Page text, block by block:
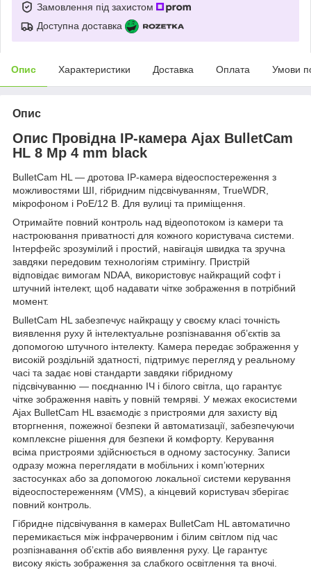
Замовлення під захистом
Доступна доставка
Опис Характеристики Доставка Оплата Умови
Опис
Опис Провідна IP-камера Ajax BulletCam
HL 8 Mp 4 mm black
BulletCam HL — дротова IP-камера відеоспостереження з
можливостями ШІ, гібридним підсвічуванням, TrueWDR,
мікрофоном і PoE/12 В. Для вулиці та приміщення.
Отримайте повний контроль над відеопотоком із камери та
настроювання приватності для кожного користувача системи.
Інтерфейс зрозумілий і простий, навігація швидка та зручна
завдяки передовим технологіям стримінгу. Пристрій
відповідає вимогам NDAA, використовує найкращий софт і
штучний інтелект, щоб надавати чітке зображення в потрібний
момент.
BulletCam HL забезпечує найкращу у своєму класі точність
виявлення руху й інтелектуальне розпізнавання об’єктів за
допомогою штучного інтелекту. Камера передає зображення у
високій роздільній здатності, підтримує перегляд у реальному
часі та задає нові стандарти завдяки гібридному
підсвічуванню — поєднанню ІЧ і білого світла, що гарантує
чітке зображення навіть у повній темряві. У межах екосистеми
Ajax BulletCam HL взаємодіє з пристроями для захисту від
вторгнення, пожежної безпеки й автоматизації, забезпечуючи
комплексне рішення для безпеки й комфорту. Керування
всіма пристроями здійснюється в одному застосунку. Записи
одразу можна переглядати в мобільних і компʼютерних
застосунках або за допомогою локальної системи керування
відеоспостереженням (VMS), а кінцевий користувач зберігає
повний контроль.
Гібридне підсвічування в камерах BulletCam HL автоматично
перемикається між інфрачервоним і білим світлом під час
розпізнавання обʼєктів або виявлення руху. Це гарантує
високу якість зображення за слабкого освітлення та вночі.